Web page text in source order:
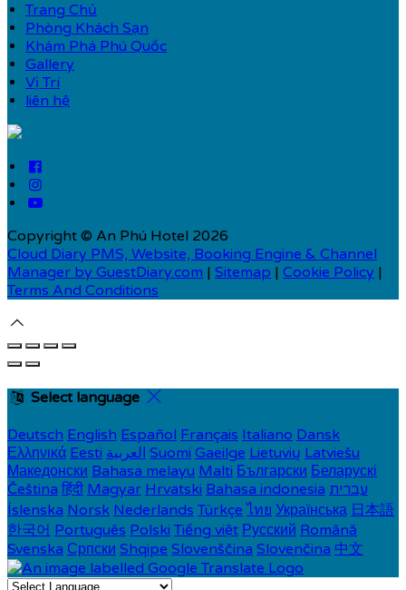
Trang Chủ
Phòng Khách Sạn
Khám Phá Phú Quốc
Gallery
Vị Trí
liên hệ
Copyright © An Phú Hotel 2026
Cloud Diary PMS, Website, Booking Engine & Channel
Manager by GuestDiary.com | Sitemap | Cookie Policy |
Terms And Conditions
Select language
Deutsch English Español Français Italiano Dansk
Ελληνικά Eesti العربية Suomi Gaeilge Lietuvių Latviešu
Македонски Bahasa melayu Malti Български Беларускі
Čeština हिंदी Magyar Hrvatski Bahasa indonesia עברית
Íslenska Norsk Nederlands Türkçe ไทย Українська 日本語
한국어 Português Polski Tiếng việt Русский Română
Svenska Српски Shqipe Slovenščina Slovenčina 中文